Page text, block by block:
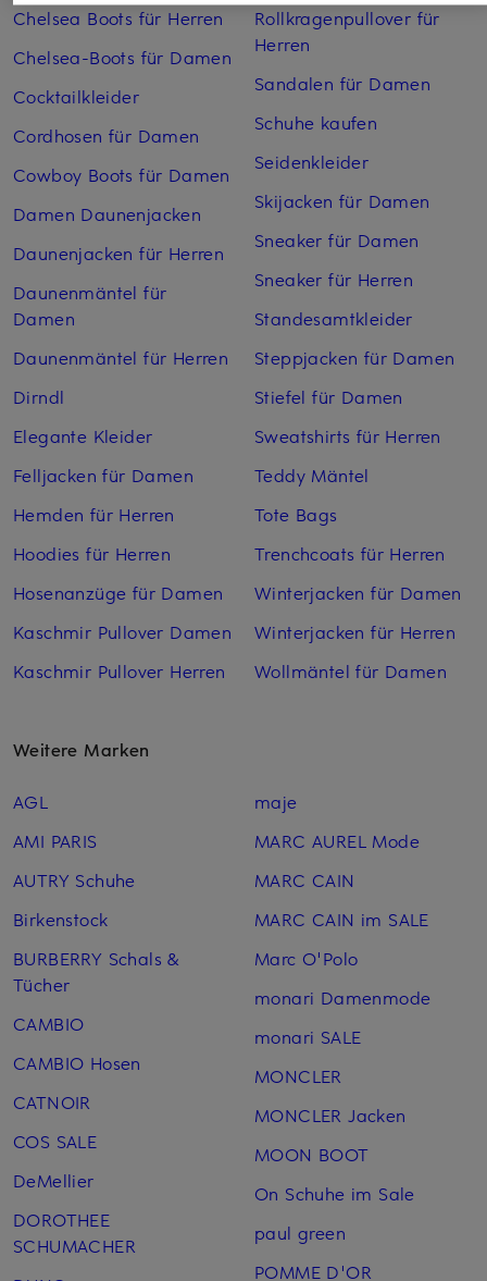
Chelsea Boots für Herren
Chelsea-Boots für Damen
Cocktailkleider
Cordhosen für Damen
Cowboy Boots für Damen
Damen Daunenjacken
Daunenjacken für Herren
Daunenmäntel für
Damen
Daunenmäntel für Herren
Dirndl
Elegante Kleider
Felljacken für Damen
Hemden für Herren
Hoodies für Herren
Hosenanzüge für Damen
Kaschmir Pullover Damen
Kaschmir Pullover Herren
Rollkragenpullover für
Herren
Sandalen für Damen
Schuhe kaufen
Seidenkleider
Skijacken für Damen
Sneaker für Damen
Sneaker für Herren
Standesamtkleider
Steppjacken für Damen
Stiefel für Damen
Sweatshirts für Herren
Teddy Mäntel
Tote Bags
Trenchcoats für Herren
Winterjacken für Damen
Winterjacken für Herren
Wollmäntel für Damen
Weitere Marken
AGL
AMI PARIS
AUTRY Schuhe
Birkenstock
BURBERRY Schals &
Tücher
CAMBIO
CAMBIO Hosen
CATNOIR
COS SALE
DeMellier
DOROTHEE
SCHUMACHER
maje
MARC AUREL Mode
MARC CAIN
MARC CAIN im SALE
Marc O'Polo
monari Damenmode
monari SALE
MONCLER
MONCLER Jacken
MOON BOOT
On Schuhe im Sale
paul green
POMME D'OR